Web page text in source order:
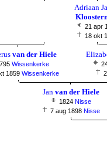
Adriaan
21 apr
18 okt
van der Hiele
Wissenkerke
1859 Wissenkerke
Jan van der Hiele
1824 Nisse
7 aug 1898 Nisse